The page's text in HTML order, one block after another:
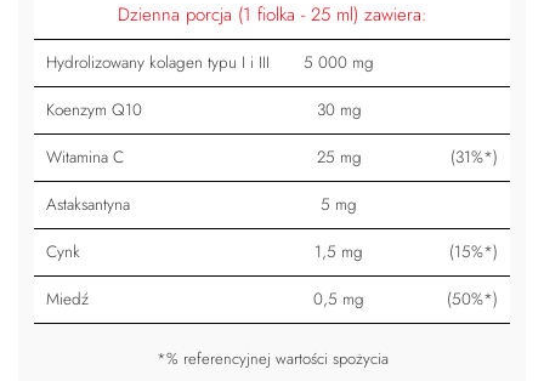
Dzienna porcja (1 fiolka - 25 ml) zawiera:
Hydrolizowany kolagen typu I i III 5 000 mg
Koenzym Q10 30 mg
Witamina C 25 mg (31%*)
Astaksantyna 5 mg
Cynk 1,5 mg (15%*)
Miedź 0,5 mg (50%*)
*% referencyjnej wartości spożycia